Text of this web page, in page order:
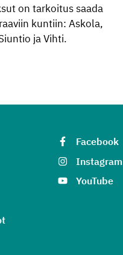
on tarkoitus saada
kuntiin: Askola,
ja Vihti.
Facebook
Instagram
YouTube